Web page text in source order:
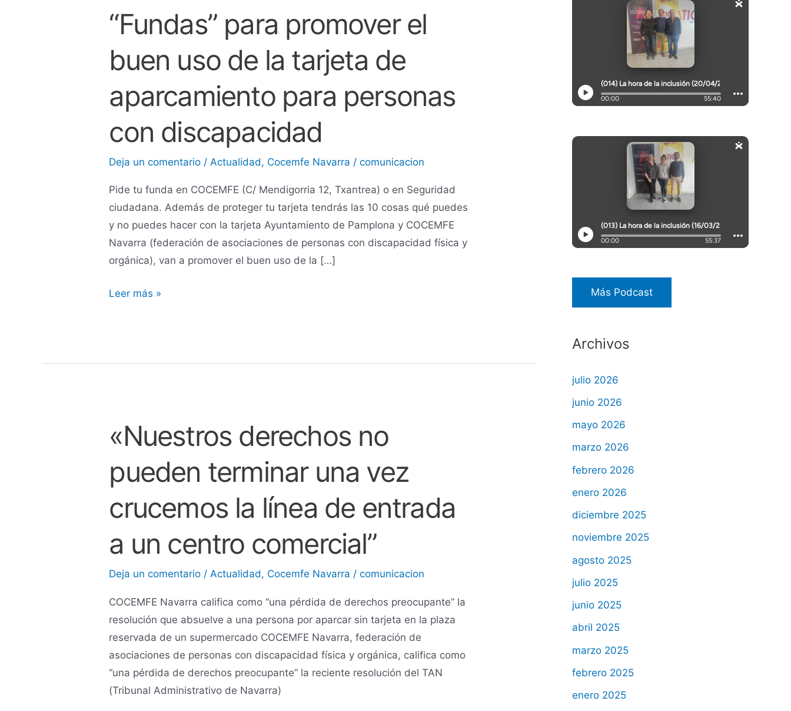
“Fundas” para promover el
buen uso de la tarjeta de
aparcamiento para personas
con discapacidad
Deja un comentario /Actualidad, Cocemfe Navarra /comunicacion
Pide tu funda en COCEMFE (C/ Mendigorria 12, Txantrea) o en Seguridad
ciudadana. Además de proteger tu tarjeta tendrás las 10 cosas qué puedes
y no puedes hacer con la tarjeta Ayuntamiento de Pamplona y COCEMFE
Navarra (federación de asociaciones de personas con discapacidad física y
orgánica), van a promover el buen uso de la […]
Leer más »
«Nuestros derechos no
pueden terminar una vez
crucemos la línea de entrada
a un centro comercial”
Deja un comentario /Actualidad, Cocemfe Navarra /comunicacion
COCEMFE Navarra califica como “una pérdida de derechos preocupante” la
resolución que absuelve a una persona por aparcar sin tarjeta en la plaza
reservada de un supermercado COCEMFE Navarra, federación de
asociaciones de personas con discapacidad física y orgánica, califica como
“una pérdida de derechos preocupante” la reciente resolución del TAN
(Tribunal Administrativo de Navarra)
«Nuestros
derechos
pueden
una
crucemos
la
de
entrada
a
un
centro
comercial”
Más Podcast
Archivos
julio 2026
junio 2026
mayo 2026
marzo 2026
febrero 2026
enero 2026
diciembre 2025
noviembre 2025
agosto 2025
julio 2025
junio 2025
abril 2025
marzo 2025
febrero 2025
enero 2025